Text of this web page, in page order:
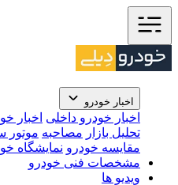
اخبار خودرو
اخبار خودرو داخلی اخبار
تحلیل بازار مصاحبه موتور
مقایسه خودرو نمایشگاه
مشخصات فنی خودرو
ویدیو ها